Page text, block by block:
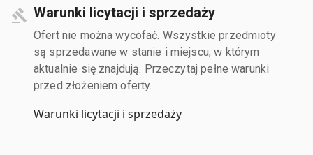
Warunki licytacji i sprzedaży
Ofert nie można wycofać. Wszystkie przedmioty
są sprzedawane w stanie i miejscu, w którym
aktualnie się znajdują. Przeczytaj pełne warunki
przed złożeniem oferty.
Warunki licytacji i sprzedaży